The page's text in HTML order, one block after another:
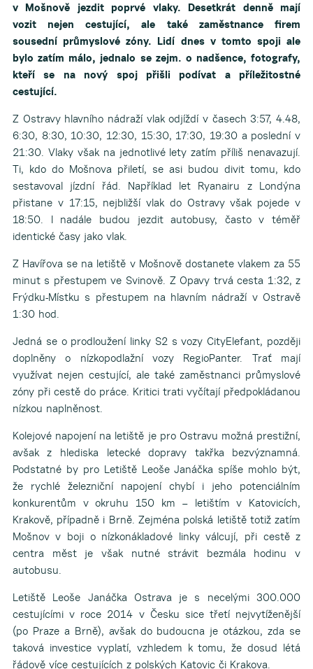
v Mošnově jezdit poprvé vlaky. Desetkrát denně mají
vozit nejen cestující, ale také zaměstnance firem
sousední průmyslové zóny. Lidí dnes v tomto spoji ale
bylo zatím málo, jednalo se zejm. o nadšence, fotografy,
kteří se na nový spoj přišli podívat a příležitostné
cestující.
Z Ostravy hlavního nádraží vlak odjíždí v časech 3:57, 4.48,
6:30, 8:30, 10:30, 12:30, 15:30, 17:30, 19:30 a poslední v
21:30. Vlaky však na jednotlivé lety zatím příliš nenavazují.
Ti, kdo do Mošnova přiletí, se asi budou divit tomu, kdo
sestavoval jízdní řád. Například let Ryanairu z Londýna
přistane v 17:15, nejbližší vlak do Ostravy však pojede v
18:50. I nadále budou jezdit autobusy, často v téměř
identické časy jako vlak.
Z Havířova se na letiště v Mošnově dostanete vlakem za 55
minut s přestupem ve Svinově. Z Opavy trvá cesta 1:32, z
Frýdku-Místku s přestupem na hlavním nádraží v Ostravě
1:30 hod.
Jedná se o prodloužení linky S2 s vozy CityElefant, později
doplněny o nízkopodlažní vozy RegioPanter. Trať mají
využívat nejen cestující, ale také zaměstnanci průmyslové
zóny při cestě do práce. Kritici trati vyčítají předpokládanou
nízkou naplněnost.
Kolejové napojení na letiště je pro Ostravu možná prestižní,
avšak z hlediska letecké dopravy takřka bezvýznamná.
Podstatné by pro Letiště Leoše Janáčka spíše mohlo být,
že rychlé železniční napojení chybí i jeho potenciálním
konkurentům v okruhu 150 km – letištím v Katovicích,
Krakově, případně i Brně. Zejména polská letiště totiž zatím
Mošnov v boji o nízkonákladové linky válcují, při cestě z
centra měst je však nutné strávit bezmála hodinu v
autobusu.
Letiště Leoše Janáčka Ostrava je s necelými 300.000
cestujícími v roce 2014 v Česku sice třetí nejvytíženější
(po Praze a Brně), avšak do budoucna je otázkou, zda se
taková investice vyplatí, vzhledem k tomu, že dosud létá
řádově více cestujících z polských Katovic či Krakova.